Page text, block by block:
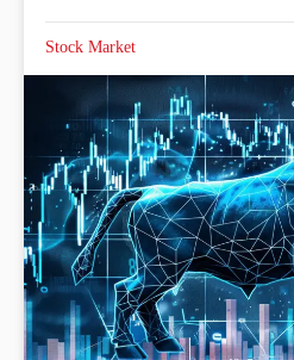
Stock Market